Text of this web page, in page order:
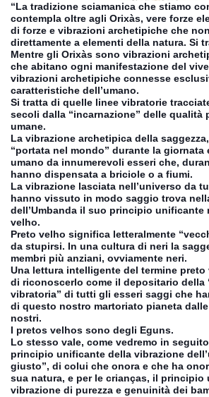
“La tradizione sciamanica che stiamo
contempla oltre agli Orixàs, vere forze
di forze e vibrazioni archetipiche che
direttamente a elementi della natura. Si
Mentre gli Orixàs sono vibrazioni
che abitano ogni manifestazione del
vibrazioni archetipiche connesse
caratteristiche dell’umano.
Si tratta di quelle linee vibratorie
secoli dalla “incarnazione” delle qualità
umane.
La vibrazione archetipica della
“portata nel mondo” durante la giornata
umano da innumerevoli esseri che,
hanno dispensata a briciole o a fiumi.
La vibrazione lasciata nell’universo da
hanno vissuto in modo saggio trova
dell’Umbanda il suo principio unificante
velho.
Preto velho significa letteralmente
da stupirsi. In una cultura di neri la
membri più anziani, ovviamente neri.
Una lettura intelligente del termine
di riconoscerlo come il depositario della
vibratoria” di tutti gli esseri saggi che
di questo nostro martoriato pianeta
nostri.
I pretos velhos sono degli Eguns.
Lo stesso vale, come vedremo in
principio unificante della vibrazione
giusto”, di colui che onora e che ha
sua natura, e per le crianças, il principio
vibrazione di purezza e genuinità dei